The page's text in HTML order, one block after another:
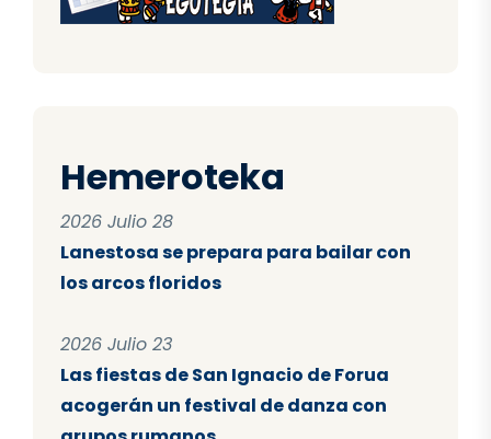
Hemeroteka
2026 Julio 28
Lanestosa se prepara para bailar con
los arcos floridos
2026 Julio 23
Las fiestas de San Ignacio de Forua
acogerán un festival de danza con